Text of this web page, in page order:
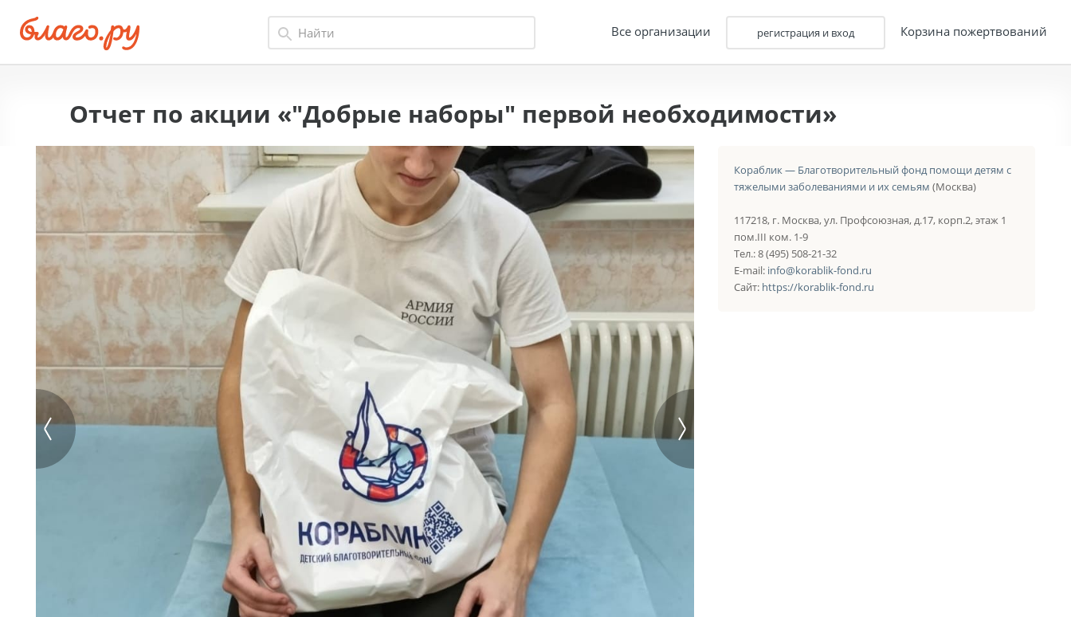
Все организации регистрация и вход Корзина пожертвований
Отчет по акции «"Добрые наборы" первой необходимости»
Кораблик — Благотворительный фонд помощи детям с
тяжелыми заболеваниями и их семьям (Москва)
117218, г. Москва, ул. Профсоюзная, д.17, корп.2, этаж 1
пом.III ком. 1-9
Тел.: 8 (495) 508-21-32
E-mail: info@korablik-fond.ru
Сайт: https://korablik-fond.ru